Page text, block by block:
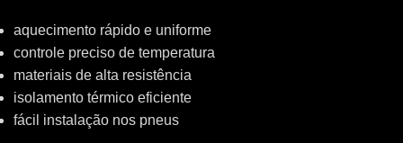
aquecimento rápido e uniforme
controle preciso de temperatura
materiais de alta resistência
isolamento térmico eficiente
fácil instalação nos pneus